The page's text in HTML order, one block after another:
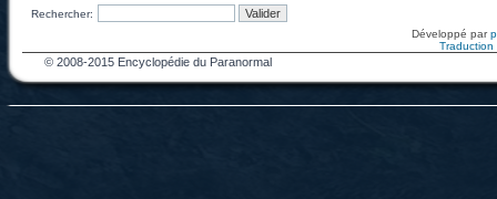
Rechercher:
Développé par
Traduction
© 2008-2015 Encyclopédie du Paranormal